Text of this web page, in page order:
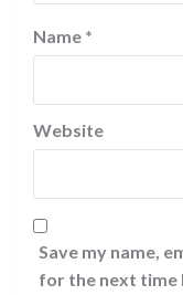
Name *
Website
Save my name,
for the next time